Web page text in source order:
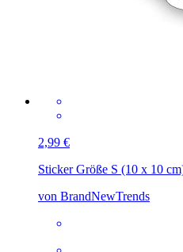
2,99 €
Sticker Größe S (10 x 10
von BrandNewTrends